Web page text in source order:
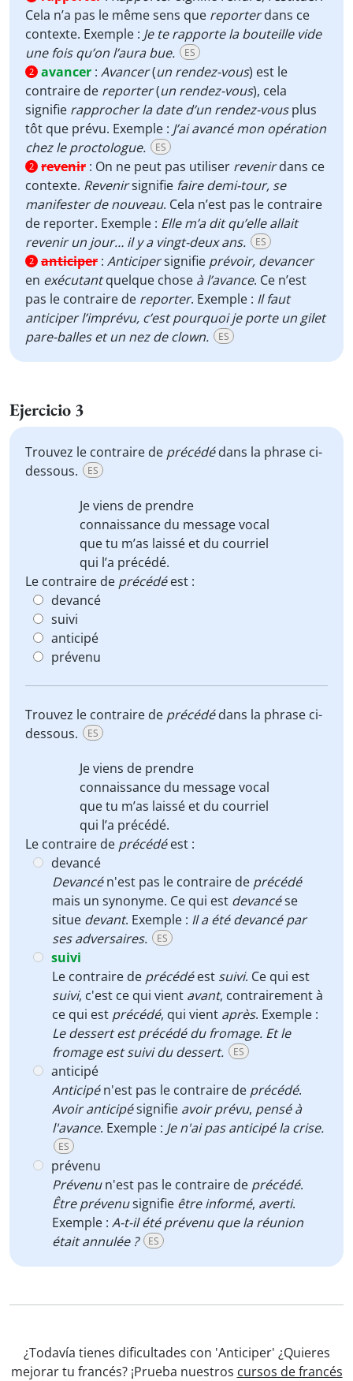
Cela n’a pas le même sens que reporterdans ce
contexte. Exemple : Je te rapporte la bouteille vide
une fois qu’on l’aura bue.
ES
2 avancer : Avancer(un rendez-vous) est le
contraire de reporter(un rendez-vous), cela
signifie rapprocher la date d’un rendez-vousplus
tôt que prévu. Exemple : J’ai avancé mon opération
chez le proctologue.
ES
2 revenir : On ne peut pas utiliser revenirdans ce
contexte. Revenirsignifie faire demi-tour, se
manifester de nouveau. Cela n’est pas le contraire
de reporter. Exemple : Elle m’a dit qu’elle allait
revenir un jour… il y a vingt-deux ans. ES
2 anticiper : Anticipersignifie prévoir, devancer
en exécutantquelque chose à l’avance. Ce n’est
pas le contraire de reporter. Exemple : Il faut
anticiper l’imprévu, c’est pourquoi je porte un gilet
pare-balles et un nez de clown.
ES
Ejercicio 3
Trouvez le contraire de précédédans la phrase ci-
dessous.
ES
Je viens de prendre
connaissance du message vocal
que tu m’as laissé et du courriel
qui l’a précédé.
Le contraire de précédéest :
devancé
suivi
anticipé
prévenu
Trouvez le contraire de précédédans la phrase ci-
dessous.
ES
Je viens de prendre
connaissance du message vocal
que tu m’as laissé et du courriel
qui l’a précédé.
Le contraire de précédéest :
devancé
Devancén'est pas le contraire de précédé
mais un synonyme. Ce qui est devancése
situe devant. Exemple : Il a été devancé par
ses adversaires.
ES
suivi
Le contraire de précédéest suivi. Ce qui est
suivi, c'est ce qui vient avant, contrairement à
ce qui est précédé, qui vient après. Exemple :
Le dessert est précédé du fromage. Et le
fromage est suivi du dessert.
ES
anticipé
Anticipén'est pas le contraire de précédé.
Avoir anticipésignifie avoirprévu, pensé à
l'avance. Exemple : Je n'ai pas anticipé la crise.
ES
prévenu
Prévenun'est pas le contraire de précédé.
Être prévenusignifie êtreinformé, averti.
Exemple : A-t-il été prévenu que la réunion
était annulée ?
ES
¿Todavía tienes dificultades con 'Anticiper' ¿Quieres
mejorar tu francés? ¡Prueba nuestros cursos de francés